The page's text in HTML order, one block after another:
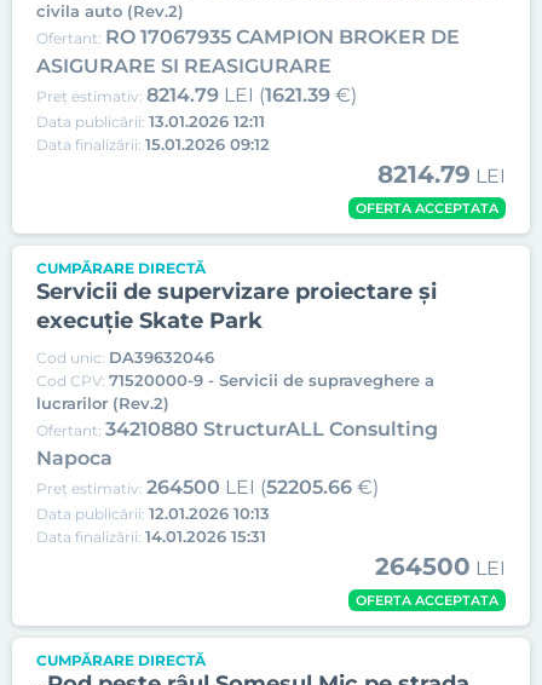
civila auto (Rev.2)
Ofertant: RO 17067935 CAMPION BROKER DE
ASIGURARE SI REASIGURARE
Preț estimativ: 8214.79 LEI (1621.39 €)
Data publicării: 13.01.2026 12:11
Data finalizării: 15.01.2026 09:12
8214.79 LEI
OFERTA ACCEPTATA
CUMPĂRARE DIRECTĂ
Servicii de supervizare proiectare și
execuție Skate Park
Cod unic: DA39632046
Cod CPV: 71520000-9 - Servicii de supraveghere a
lucrarilor (Rev.2)
Ofertant: 34210880 StructurALL Consulting
Napoca
Preț estimativ: 264500 LEI (52205.66 €)
Data publicării: 12.01.2026 10:13
Data finalizării: 14.01.2026 15:31
264500 LEI
OFERTA ACCEPTATA
CUMPĂRARE DIRECTĂ